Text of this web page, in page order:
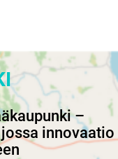
–
innovaatio